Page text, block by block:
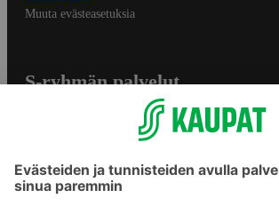
Muuta evästeasetuksia
S-ryhmän palvelut
Yhteishyvä Ruoka -sovellus
S-ostoslista -sovellus